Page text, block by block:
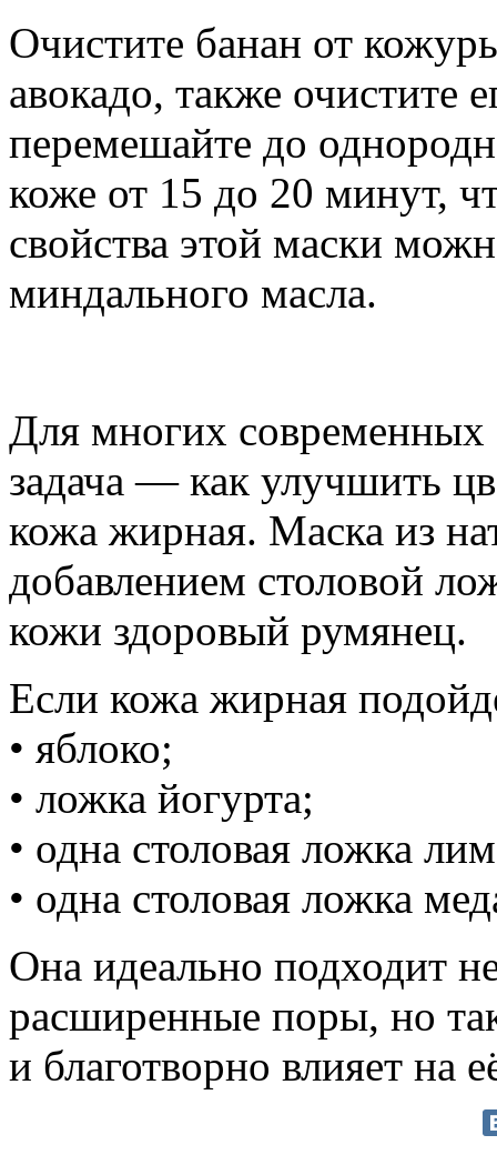
Очистите банан от
авокадо, также очистите
перемешайте до
коже от 15 до 20 минут,
свойства этой маски
миндального масла.
Для многих современных
задача — как улучшить
кожа жирная. Маска из
добавлением столовой
кожи здоровый румянец.
Если кожа жирная
• яблоко;
• ложка йогурта;
• одна столовая ложка
• одна столовая ложка
Она идеально подходит
расширенные поры, но
и благотворно влияет на